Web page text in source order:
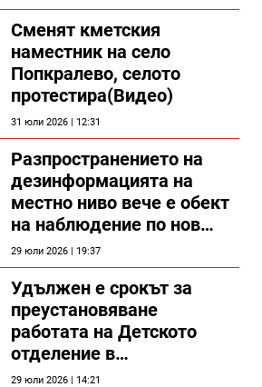
Сменят кметския
наместник на село
Попкралево, селото
протестира(Видео)
31 юли 2026 | 12:31
Разпространението на
дезинформацията на
местно ниво вече е обект
на наблюдение по нов
проект
29 юли 2026 | 19:37
Удължен е срокът за
преустановяване
работата на Детското
отделение в
силистренската болница
29 юли 2026 | 14:21